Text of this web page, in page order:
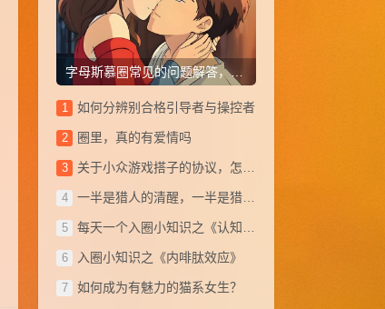
字母斯慕圈常见的问题解答，从小白到大神(1~20)
如何分辨别合格引导者与操控者
圈里，真的有爱情吗
关于小众游戏搭子的协议，怎么写？
一半是猎人的清醒，一半是猎物的俯首
每天一个入圈小知识之《认知失调》
​入圈小知识之《内啡肽效应》
如何成为有魅力的猫系女生？